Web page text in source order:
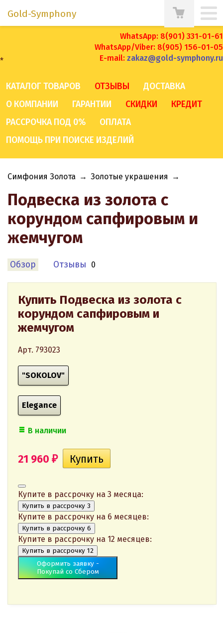
WhatsApp: 8(901) 331-01-61
WhatsApp/Viber: 8(905) 156-01-05
E-mail: zakaz@gold-symphony.ru
*
Gold-Symphony
КАТАЛОГ ТОВАРОВ ОТЗЫВЫ
ДОСТАВКА
О КОМПАНИИ
ГАРАНТИИ СКИДКИ
КРЕДИТ
РАССРОЧКА ПОД 0%
ОПЛАТА
ПОМОЩЬ ПРИ ПОИСКЕ ИЗДЕЛИЙ
Симфония Золота → Золотые украшения →
Подвеска из золота с
корундом сапфировым и
жемчугом
Обзор Отзывы 0
Купить Подвеска из золота с
корундом сапфировым и
жемчугом
Арт. 793023
"SOKOLOV"
Elegance
В наличии
21 960 ₽
Купите в рассрочку на 3 месяца:
Купить в рассрочку 3
Купите в рассрочку на 6 месяцев:
Купить в рассрочку 6
Купите в рассрочку на 12 месяцев:
Купить в рассрочку 12
Оформить заявку -
Покупай со Сбером